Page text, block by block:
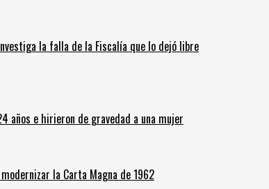
la falla de la Fiscalía que lo dejó libre
años e hirieron de gravedad a una mujer
la Carta Magna de 1962